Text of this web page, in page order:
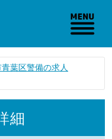
葉区警備の求人
細